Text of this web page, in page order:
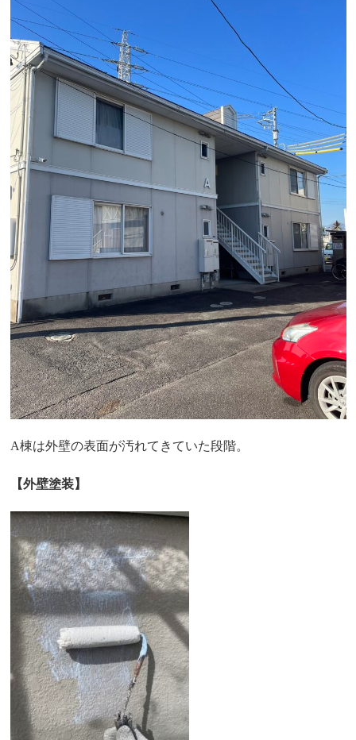
A棟は外壁の表面が汚れてきていた段階。
【外壁塗装】